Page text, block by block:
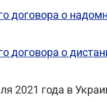
договора о
договора о
2021 года в